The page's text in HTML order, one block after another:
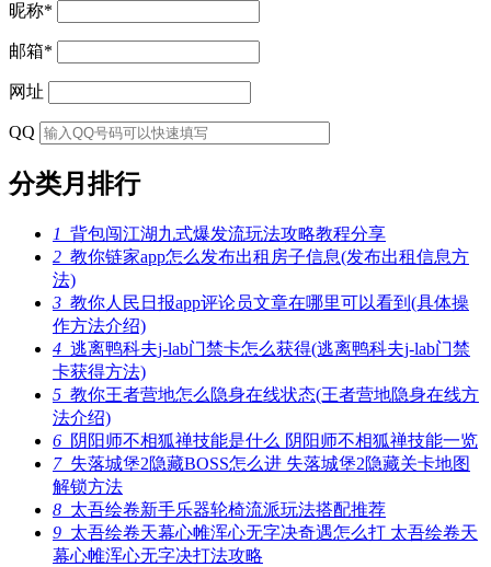
昵称*
邮箱*
网址
QQ
分类月排行
1 背包闯江湖九式爆发流玩法攻略教程分享
2 教你链家app怎么发布出租房子信息(发布出租信息方
法)
3 教你人民日报app评论员文章在哪里可以看到(具体操
作方法介绍)
4 逃离鸭科夫j-lab门禁卡怎么获得(逃离鸭科夫j-lab门禁
卡获得方法)
5 教你王者营地怎么隐身在线状态(王者营地隐身在线方
法介绍)
6 阴阳师不相狐禅技能是什么 阴阳师不相狐禅技能一览
7失落城堡2隐藏BOSS怎么进 失落城堡2隐藏关卡地图
解锁方法
8 太吾绘卷新手乐器轮椅流派玩法搭配推荐
9 太吾绘卷天幕心帷浑心无字决奇遇怎么打 太吾绘卷天
幕心帷浑心无字决打法攻略